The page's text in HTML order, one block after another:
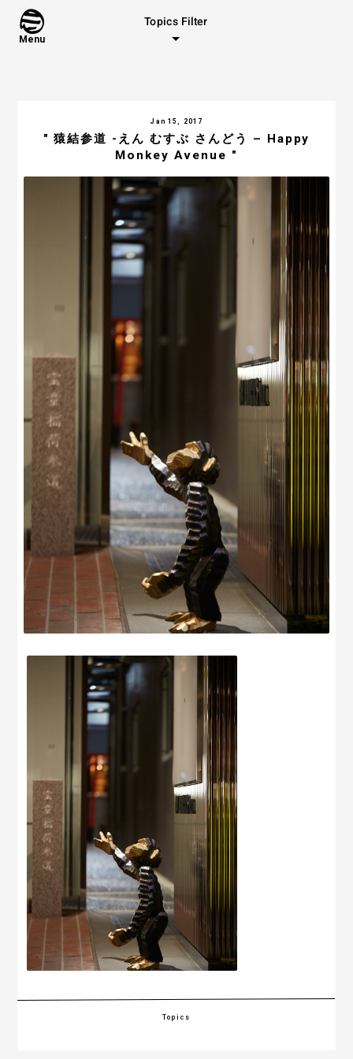
Menu
Topics Filter
Jan 15, 2017
" 猿結参道 -えん むすぶ さんどう – Happy
Monkey Avenue "
Topics